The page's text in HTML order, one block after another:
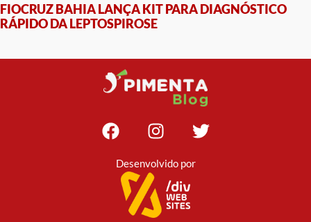
FIOCRUZ BAHIA LANÇA KIT PARA DIAGNÓSTICO
RÁPIDO DA LEPTOSPIROSE
Desenvolvido por